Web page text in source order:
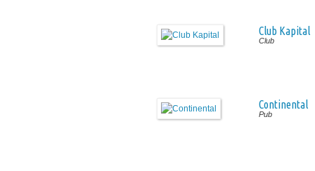
Club Kapital
Club
Continental
Pub